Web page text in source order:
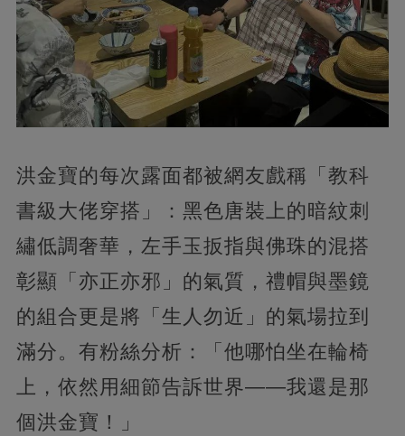
洪金寶的每次露面都被網友戲稱「教科
書級大佬穿搭」：黑色唐裝上的暗紋刺
繡低調奢華，左手玉扳指與佛珠的混搭
彰顯「亦正亦邪」的氣質，禮帽與墨鏡
的組合更是將「生人勿近」的氣場拉到
滿分。有粉絲分析：「他哪怕坐在輪椅
上，依然用細節告訴世界——我還是那
個洪金寶！」